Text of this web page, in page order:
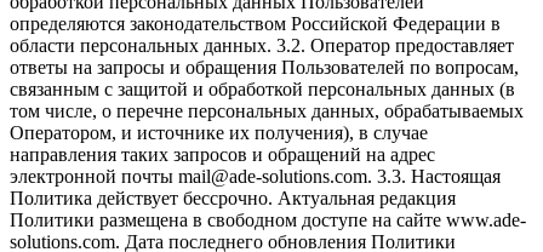
определяются законодательством Российской Федерации в
области персональных данных. 3.2. Оператор предоставляет
ответы на запросы и обращения Пользователей по вопросам,
связанным с защитой и обработкой персональных данных (в
том числе, о перечне персональных данных, обрабатываемых
Оператором, и источнике их получения), в случае
направления таких запросов и обращений на адрес
электронной почты mail@ade-solutions.com. 3.3. Настоящая
Политика действует бессрочно. Актуальная редакция
Политики размещена в свободном доступе на сайте www.ade-
solutions.com. Дата последнего обновления Политики